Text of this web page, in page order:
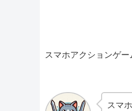
スマホアクションゲー
スマ